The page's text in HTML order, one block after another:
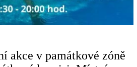
akce v památkové zóně